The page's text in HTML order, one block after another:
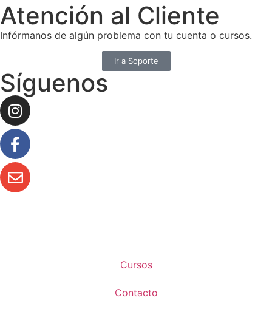
Atención al Cliente
Infórmanos de algún problema con tu cuenta o cursos.
Ir a Soporte
Síguenos
Cursos
Contacto